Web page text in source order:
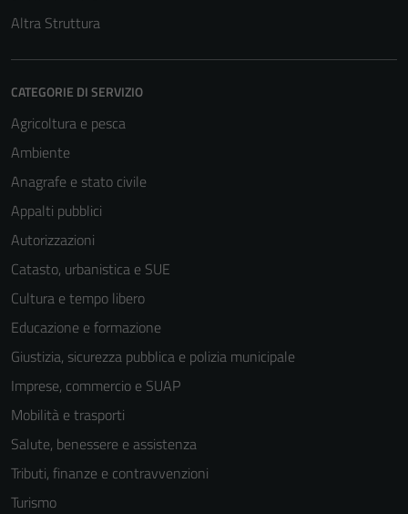
Altra Struttura
CATEGORIE DI SERVIZIO
Agricoltura e pesca
Ambiente
Anagrafe e stato civile
Appalti pubblici
Autorizzazioni
Catasto, urbanistica e SUE
Cultura e tempo libero
Educazione e formazione
Giustizia, sicurezza pubblica e polizia municipale
Imprese, commercio e SUAP
Mobilità e trasporti
Salute, benessere e assistenza
Tributi, finanze e contravvenzioni
Turismo
del sito e non